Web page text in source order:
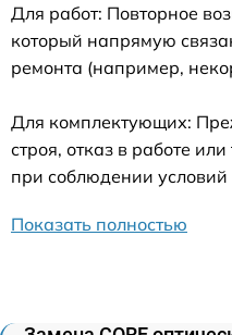
Для работ: Повторное
который напрямую
ремонта (например,
Для комплектующих:
строя, отказ в работе
при соблюдении условий
Показать полностью